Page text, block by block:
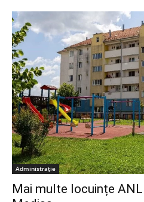
Administrație
Mai multe locuințe